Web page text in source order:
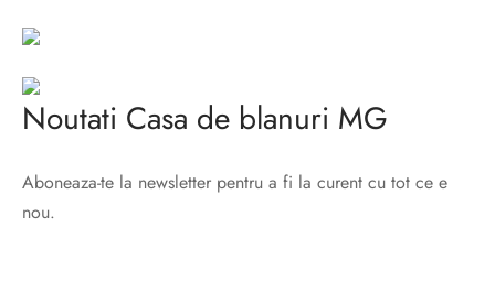
Noutati Casa de blanuri MG
Aboneaza-te la newsletter pentru a fi la curent cu tot ce e
nou.